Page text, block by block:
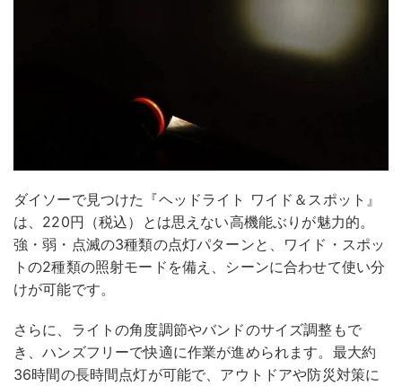
ダイソーで見つけた『ヘッドライト ワイド＆スポット』
は、220円（税込）とは思えない高機能ぶりが魅力的。
強・弱・点滅の3種類の点灯パターンと、ワイド・スポッ
トの2種類の照射モードを備え、シーンに合わせて使い分
けが可能です。
さらに、ライトの角度調節やバンドのサイズ調整もで
き、ハンズフリーで快適に作業が進められます。最大約
36時間の長時間点灯が可能で、アウトドアや防災対策に